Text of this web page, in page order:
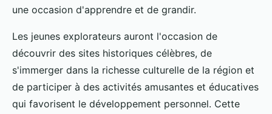
une occasion d'apprendre et de grandir.
Les jeunes explorateurs auront l'occasion de
découvrir des sites historiques célèbres, de
s'immerger dans la richesse culturelle de la région et
de participer à des activités amusantes et éducatives
qui favorisent le développement personnel. Cette